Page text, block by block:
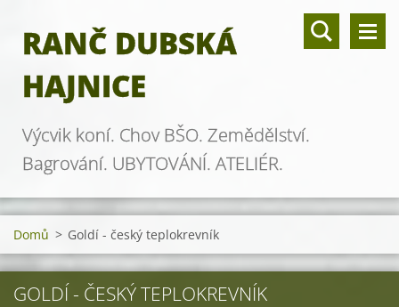
RANČ DUBSKÁ
HAJNICE
Výcvik koní. Chov BŠO. Zemědělství.
Bagrování. UBYTOVÁNÍ. ATELIÉR.
Domů > Goldí - český teplokrevník
GOLDÍ - ČESKÝ TEPLOKREVNÍK